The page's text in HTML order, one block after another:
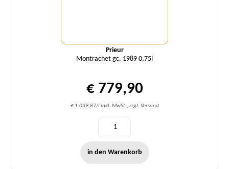
Prieur
Montrachet gc. 1989 0,75l
€ 779,90
€ 1.039,87/l inkl. MwSt., zzgl. Versand
in den Warenkorb